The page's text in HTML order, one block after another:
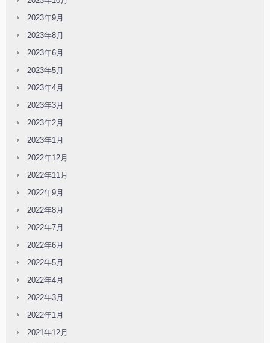
2023年9月
2023年8月
2023年6月
2023年5月
2023年4月
2023年3月
2023年2月
2023年1月
2022年12月
2022年11月
2022年9月
2022年8月
2022年7月
2022年6月
2022年5月
2022年4月
2022年3月
2022年1月
2021年12月